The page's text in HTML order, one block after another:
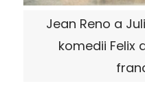
Jean Reno a
komedii Felix